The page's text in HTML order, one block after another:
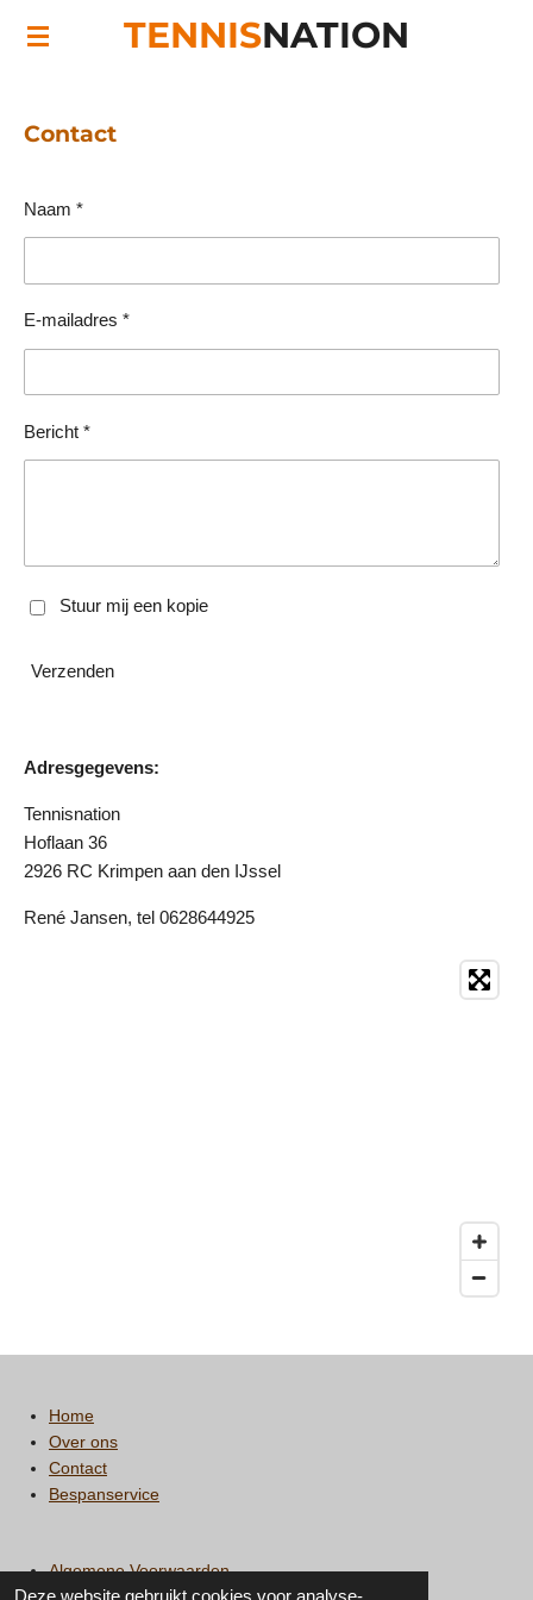
Deze website gebruikt cookies voor analyse-
Ga
direct
hoofdinhoud
TENNISNATION
Contact
Naam *
E-mailadres *
Bericht *
Stuur mij een kopie
Verzenden
Adresgegevens:
Tennisnation
Hoflaan 36
2926 RC Krimpen aan den IJssel
René Jansen, tel 0628644925
Home
Over ons
Contact
Bespanservice
Algemene Voorwaarden
Privacy statement